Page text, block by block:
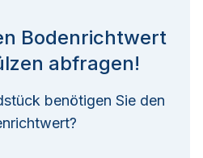
Bodenrichtwert
abfragen!
benötigen Sie den